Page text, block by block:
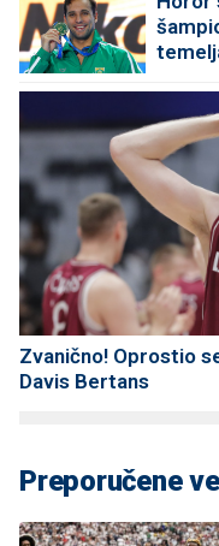
Zvanično! Oprostio
Davis Bertans
Preporučene